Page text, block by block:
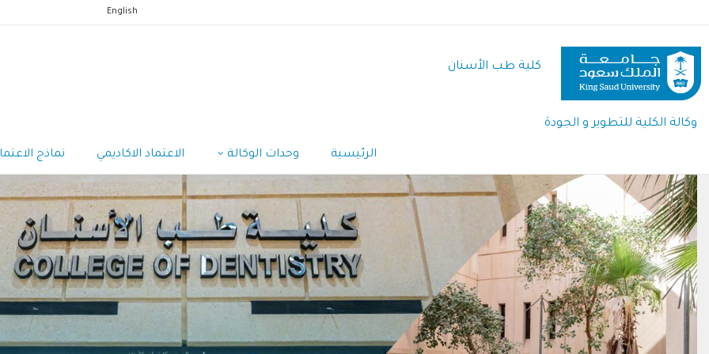
المحتوى
الرئيسي
English
كلية طب الأسنان
وكالة الكلية للتطوير و الجودة
الرئيسية وحدات الوكالة الاعتماد الاكاديمي نماذج